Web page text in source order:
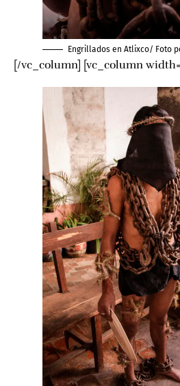
Engrillados en Atlixco/ Foto
[/vc_column] [vc_column